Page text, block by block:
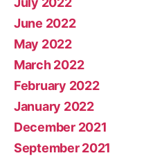
June 2022
May 2022
March 2022
February 2022
January 2022
December 2021
September 2021